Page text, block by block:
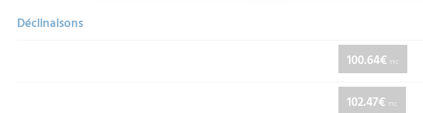
Déclinaisons
100.64€ TTC
102.47€ TTC